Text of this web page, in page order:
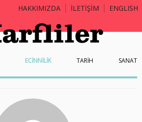
HAKKIMIZDA İLETİŞİM ENGLISH
ECİNNİLİK TARİH SANAT